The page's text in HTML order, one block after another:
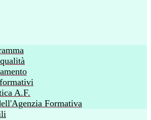
A.F.
Formativa